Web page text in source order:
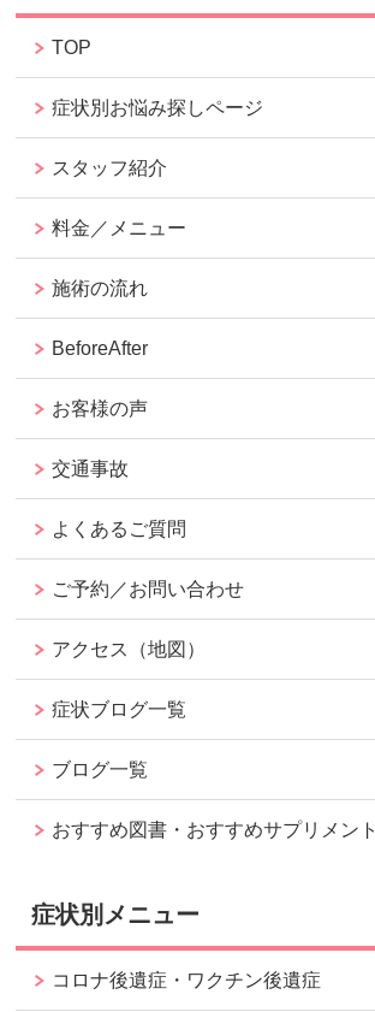
TOP
症状別お悩み探しページ
スタッフ紹介
料金／メニュー
施術の流れ
BeforeAfter
お客様の声
交通事故
よくあるご質問
ご予約／お問い合わせ
アクセス（地図）
症状ブログ一覧
ブログ一覧
おすすめ図書・おすすめサプリメント
症状別メニュー
コロナ後遺症・ワクチン後遺症